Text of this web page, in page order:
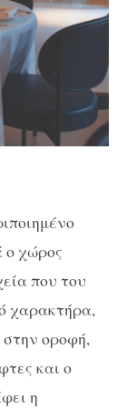
ο χώρος
που του
χαρακτήρα,
οροφή,
και ο
η